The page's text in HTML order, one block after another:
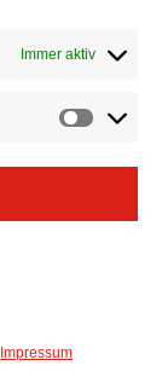
Immer aktiv
Impressum